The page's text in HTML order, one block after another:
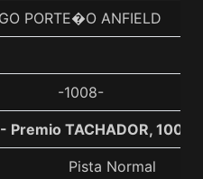
PORTE�O ANFIELD
-1008-
Premio TACHADOR, 1000
Pista Normal